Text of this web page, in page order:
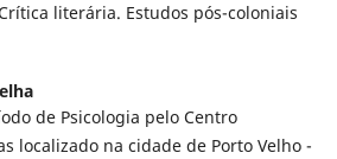
literária. Estudos pós-coloniais
de Psicologia pelo Centro
localizado na cidade de Porto Velho -